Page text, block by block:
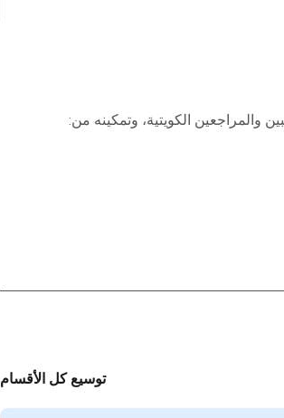
والمراجعين الكويتية، وتمكينه من:
توسيع كل الأقسام